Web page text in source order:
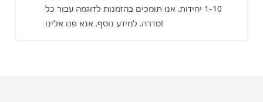
1-10 יחידות. אנו תומכים בהזמנות לדוגמה עבור כל
סדרה. למידע נוסף, אנא פנו אלינו!